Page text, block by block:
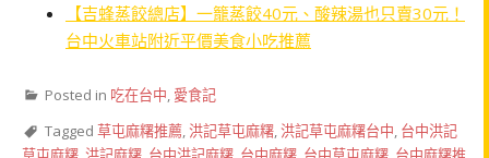
【吉蜂蒸餃總店】一籠蒸餃40元、酸辣湯也只賣30元！
台中火車站附近平價美食小吃推薦
Posted in 吃在台中, 愛食記
Tagged 草屯麻糬推薦,洪記草屯麻糬,洪記草屯麻糬台中, 台中洪記